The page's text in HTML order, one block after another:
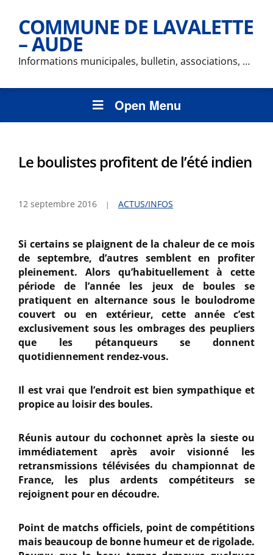
COMMUNE DE LAVALETTE
– AUDE
Informations municipales, bulletin, associations, …
Open Menu
Le boulistes profitent de l’été indien
12 septembre 2016 ACTUS/INFOS
Si certains se plaignent de la chaleur de ce mois
de septembre, d’autres semblent en profiter
pleinement. Alors qu’habituellement à cette
période de l’année les jeux de boules se
pratiquent en alternance sous le boulodrome
couvert ou en extérieur, cette année c’est
exclusivement sous les ombrages des peupliers
que les pétanqueurs se donnent
quotidiennement rendez-vous.
Il est vrai que l’endroit est bien sympathique et
propice au loisir des boules.
Réunis autour du cochonnet après la sieste ou
immédiatement après avoir visionné les
retransmissions télévisées du championnat de
France, les plus ardents compétiteurs se
rejoignent pour en découdre.
Point de matchs officiels, point de compétitions
mais beaucoup de bonne humeur et de rigolade.